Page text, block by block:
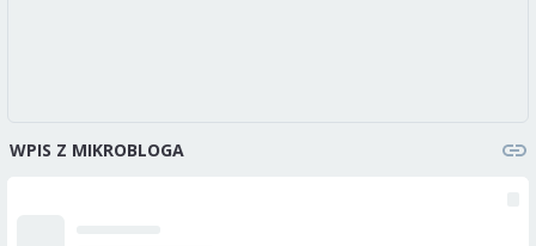
WPIS Z MIKROBLOGA